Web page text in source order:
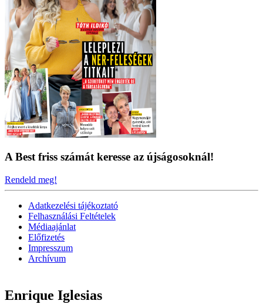
A Best friss számát keresse az újságosoknál!
Rendeld meg!
Adatkezelési tájékoztató
Felhasználási Feltételek
Médiaajánlat
Előfizetés
Impresszum
Archívum
Enrique Iglesias